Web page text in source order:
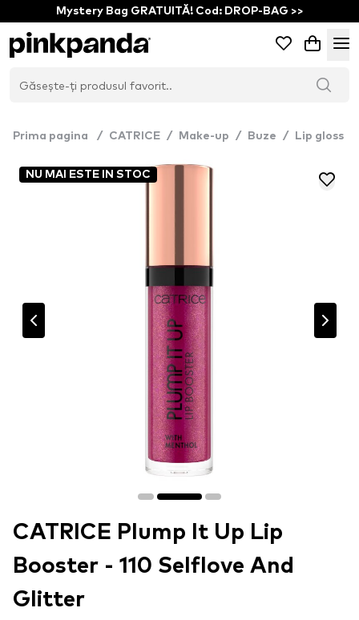
Mystery Bag GRATUITĂ! Cod: DROP-BAG >>
Prima pagina / CATRICE / Make-up / Buze / Lip gloss
NU MAI ESTE IN STOC
CATRICE Plump It Up Lip
Booster - 110 Selflove And
Glitter